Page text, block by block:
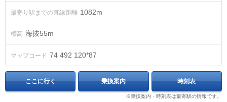
最寄り駅までの直線距離 1082m
標高 海抜55m
マップコード 74 492 120*87
ここに行く 乗換案内 時刻表
※乗換案内・時刻表は最寄駅の情報です。